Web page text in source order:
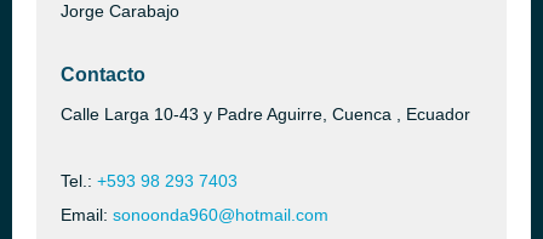
Jorge Carabajo
Contacto
Calle Larga 10-43 y Padre Aguirre, Cuenca , Ecuador
Tel.: +593 98 293 7403
Email: sonoonda960@hotmail.com